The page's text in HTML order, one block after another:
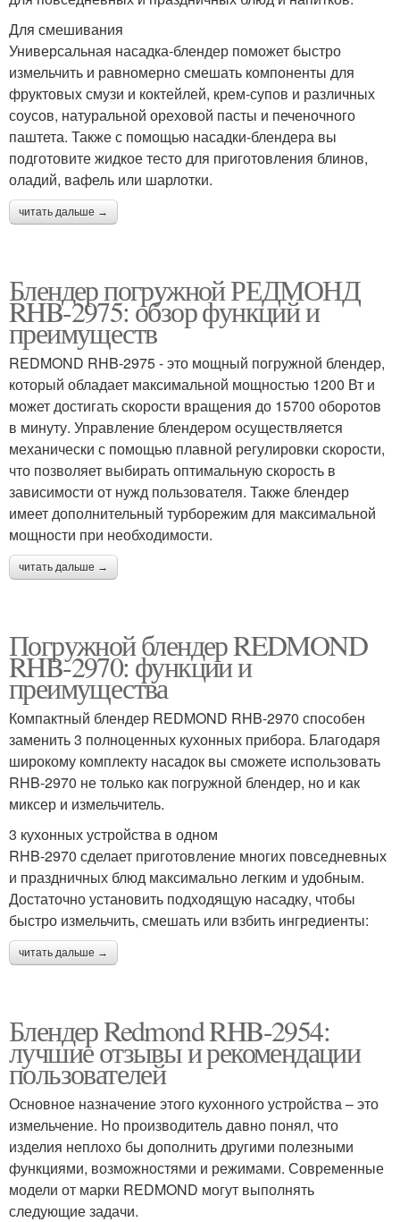
Для смешивания
Универсальная насадка-блендер поможет быстро
измельчить и равномерно смешать компоненты для
фруктовых смузи и коктейлей, крем-супов и различных
соусов, натуральной ореховой пасты и печеночного
паштета. Также с помощью насадки-блендера вы
подготовите жидкое тесто для приготовления блинов,
оладий, вафель или шарлотки.
читать дальше →
Блендер погружной РЕДМОНД
RHB-2975: обзор функций и
преимуществ
REDMOND RHB-2975 - это мощный погружной блендер,
который обладает максимальной мощностью 1200 Вт и
может достигать скорости вращения до 15700 оборотов
в минуту. Управление блендером осуществляется
механически с помощью плавной регулировки скорости,
что позволяет выбирать оптимальную скорость в
зависимости от нужд пользователя. Также блендер
имеет дополнительный турборежим для максимальной
мощности при необходимости.
читать дальше →
Погружной блендер REDMOND
RHB-2970: функции и
преимущества
Компактный блендер REDMOND RHB-2970 способен
заменить 3 полноценных кухонных прибора. Благодаря
широкому комплекту насадок вы сможете использовать
RHB-2970 не только как погружной блендер, но и как
миксер и измельчитель.
3 кухонных устройства в одном
RHB-2970 сделает приготовление многих повседневных
и праздничных блюд максимально легким и удобным.
Достаточно установить подходящую насадку, чтобы
быстро измельчить, смешать или взбить ингредиенты:
читать дальше →
Блендер Redmond RHB-2954:
лучшие отзывы и рекомендации
пользователей
Основное назначение этого кухонного устройства – это
измельчение. Но производитель давно понял, что
изделия неплохо бы дополнить другими полезными
функциями, возможностями и режимами. Современные
модели от марки REDMOND могут выполнять
следующие задачи.